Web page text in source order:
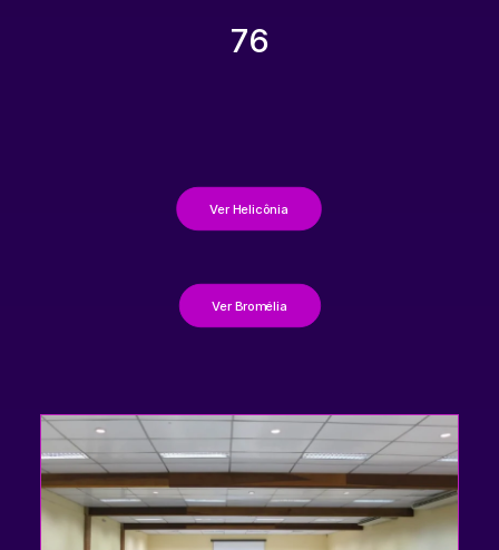
76
Ver Helicônia
Ver Bromélia